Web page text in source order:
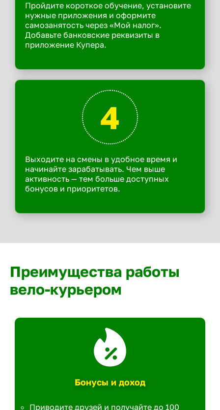
Пройдите короткое обучение, установите
нужные приложения и оформите
самозанятость через «Мой налог».
Добавьте банковские реквизиты в
приложение Купера.
4
Выходите на смены в удобное время и
начинайте зарабатывать. Чем выше
активность — тем больше доступных
бонусов и приоритетов.
Преимущества работы
вело-курьером
Бонусы и доход
Приводите друзей и получайте до 100